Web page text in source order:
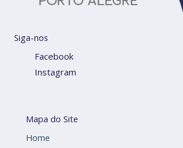
Siga-nos
Facebook
Instagram
Mapa do Site
Home